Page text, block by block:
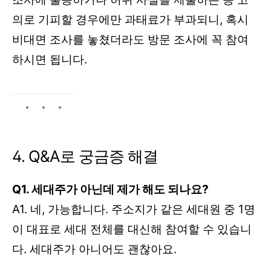
의로 기피할 경우에만 과태료가 부과되니, 혹시
비대면 조사를 놓쳤더라도 방문 조사에 꼭 참여
하시면 됩니다.
4. Q&A로 궁금증 해결
Q1. 세대주가 아닌데 제가 해도 되나요?
A1. 네, 가능합니다. 주소지가 같은 세대원 중 1명
이 대표로 세대 전체를 대신해 참여할 수 있습니
다. 세대주가 아니어도 괜찮아요.